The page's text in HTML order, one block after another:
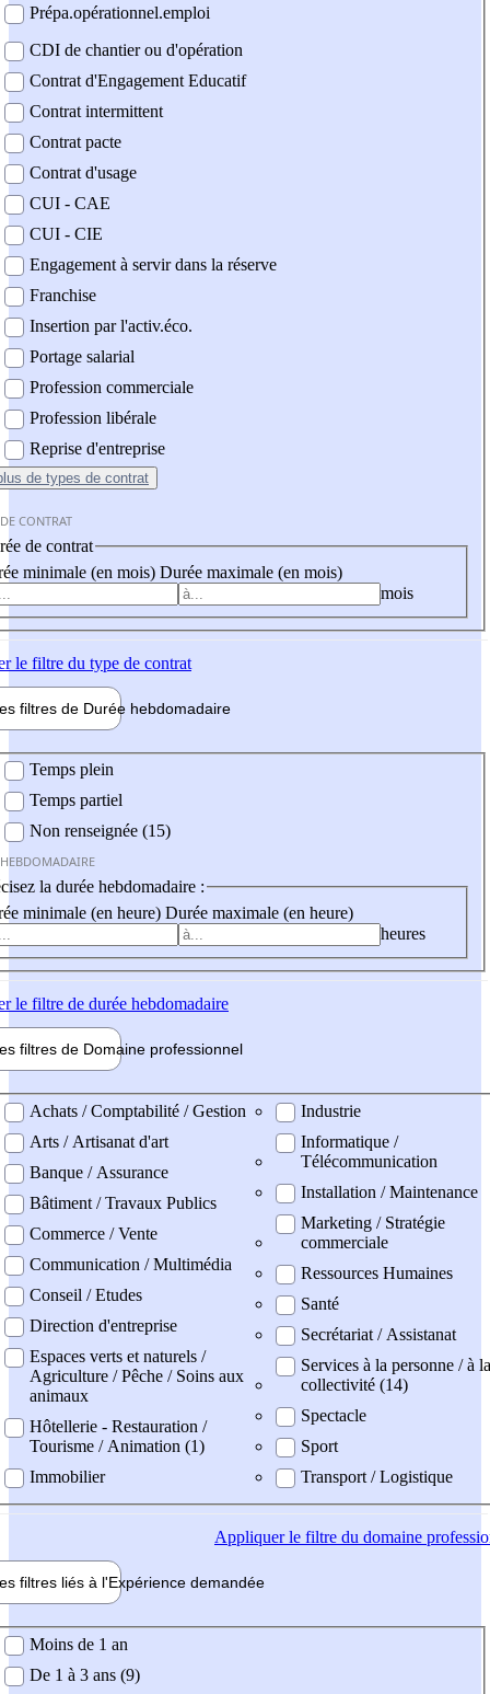
Prépa.opérationnel.emploi
CDI de chantier ou d'opération
Contrat d'Engagement Educatif
Contrat intermittent
Contrat pacte
Contrat d'usage
CUI - CAE
CUI - CIE
Engagement à servir dans la réserve
Franchise
Insertion par l'activ.éco.
Portage salarial
Profession commerciale
Profession libérale
Reprise d'entreprise
de types de contrat
CONTRAT
de contrat
minimale (en mois) Durée maximale (en mois)
mois
le filtre du type de contrat
filtres de Durée hebdomadaire
Temps plein
Temps partiel
Non renseignée (15)
la durée hebdomadaire :
minimale (en heure) Durée maximale (en heure)
heures
le filtre de durée hebdomadaire
filtres de Domaine professionnel
professionel
Achats / Comptabilité / Gestion
Arts / Artisanat d'art
Banque / Assurance
Bâtiment / Travaux Publics
Commerce / Vente
Communication / Multimédia
Conseil / Etudes
Direction d'entreprise
Espaces verts et naturels /
Agriculture / Pêche / Soins aux
animaux
Hôtellerie - Restauration /
Tourisme / Animation (1)
Immobilier
Industrie
Informatique /
Télécommunication
Installation / Maintenance
Marketing / Stratégie
commerciale
Ressources Humaines
Santé
Secrétariat / Assistanat
Services à la personne / à la
collectivité (14)
Spectacle
Sport
Transport / Logistique
Appliquerle filtre du domaine
filtres liés à l'Expérience demandée
demandée
Moins de 1 an
De 1 à 3 ans (9)